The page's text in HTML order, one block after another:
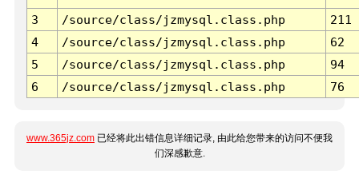
3 /source/class/jzmysql.class.php
211
4
/source/class/jzmysql.class.php
62
5
/source/class/jzmysql.class.php
94
6
/source/class/jzmysql.class.php 76
www.365jz.com 已经将此出错信息详细记录, 由此给您带来的访问不便我
们深感歉意.